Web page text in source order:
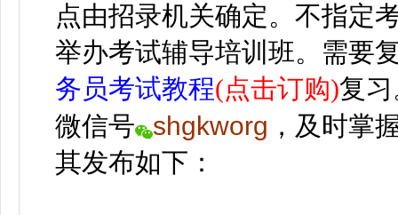
点由招录机关确定。不指定
举办考试辅导培训班。 需要
务员考试教程(点击订购)复习
微信号
shgkworg ， 及时掌
其发布如下：